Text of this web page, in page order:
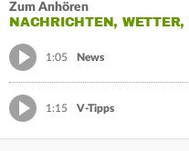
Zum Anhören
NACHRICHTEN,
1:05 News
1:15 V-Tipps